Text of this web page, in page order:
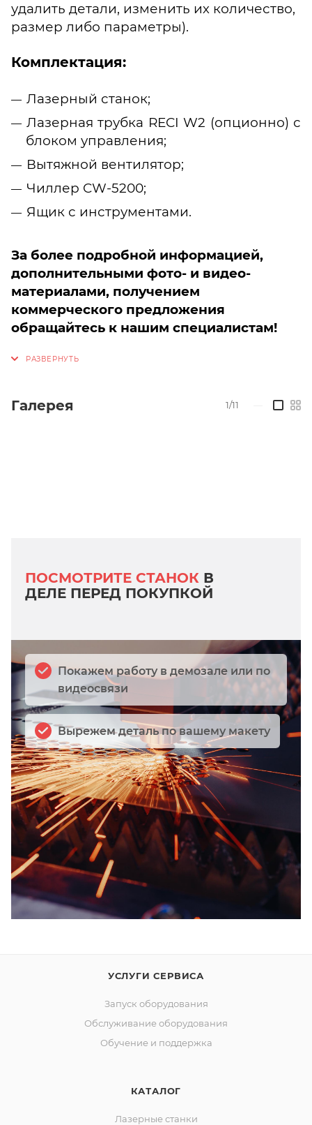
удалить детали, изменить их количество,
размер либо параметры).
Комплектация:
Лазерный станок;
Лазерная трубка RECI W2 (опционно) с
блоком управления;
Вытяжной вентилятор;
Чиллер CW-5200;
Ящик с инструментами.
За более подробной информацией,
дополнительными фото- и видео-
материалами, получением
коммерческого предложения
обращайтесь к нашим специалистам!
Галерея 1/11
Покажем работу в демозале или по
видеосвязи
Вырежем деталь по вашему макету
ПОСМОТРИТЕ СТАНОК В
ДЕЛЕ ПЕРЕД ПОКУПКОЙ
УСЛУГИ СЕРВИСА
Запуск оборудования
Обслуживание оборудования
Обучение и поддержка
КАТАЛОГ
Лазерные станки